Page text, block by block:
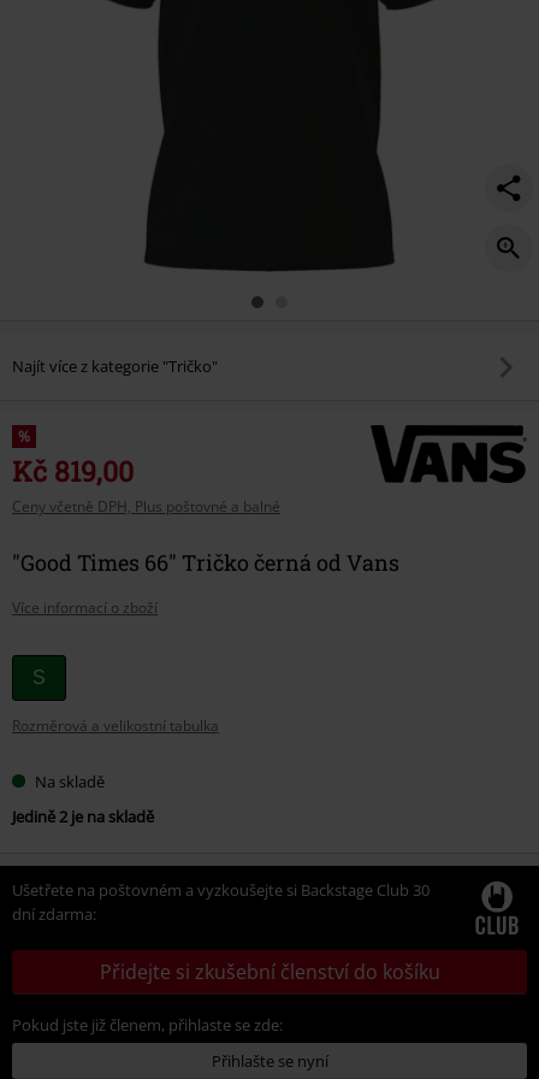
Najít více z kategorie "Tričko"
%
Kč 819,00
Ceny včetně DPH, Plus poštovné a balné
"Good Times 66" Tričko černá od Vans
Více informací o zboží
Vyberte
si
velikost
S
Rozměrová a velikostní tabulka
Na skladě
Jedině 2 je na skladě
Ušetřete na poštovném a vyzkoušejte si Backstage Club 30
dní zdarma:
Přidejte si zkušební členství do košíku
Pokud jste již členem, přihlaste se zde:
Přihlašte se nyní